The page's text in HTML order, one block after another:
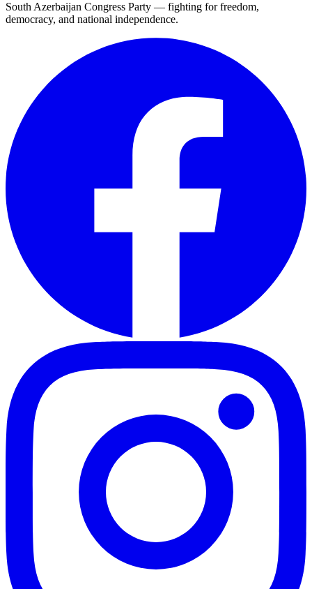
South Azerbaijan Congress Party — fighting for freedom,
democracy, and national independence.